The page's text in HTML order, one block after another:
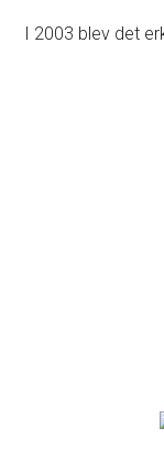
I 2003 blev det